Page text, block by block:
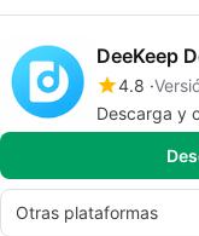
DeeKeep
4.8
Descarga y
Otras plataformas